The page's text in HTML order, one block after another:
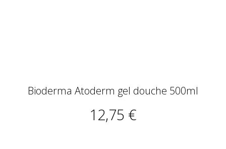
Bioderma Atoderm gel douche 500ml
12,75 €